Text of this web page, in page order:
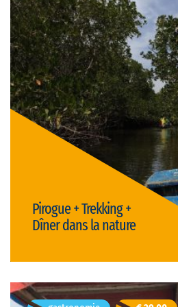
Pirogue + Trekking +
Dîner dans la nature
(există discount-uri pentru grupuri)